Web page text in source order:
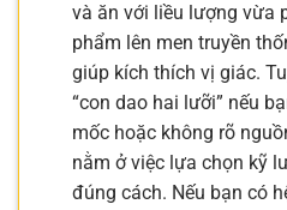
và ăn với liều lượng vừa
phẩm lên men truyền
giúp kích thích vị giác.
“con dao hai lưỡi” nếu
mốc hoặc không rõ
nằm ở việc lựa chọn kỹ
đúng cách. Nếu bạn có